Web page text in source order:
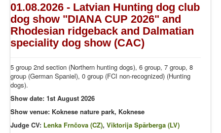
01.08.2026 - Latvian Hunting dog club
dog show "DIANA CUP 2026" and
Rhodesian ridgeback and Dalmatian
speciality dog show (CAC)
5 group 2nd section (Northern hunting dogs), 6 group, 7 group, 8
group (German Spaniel), 0 group (FCI non-recognized) (Hunting
dogs).
Show date: 1st August 2026
Show venue: Koknese nature park, Koknese
Judge CV: Lenka Frnčova (CZ), Viktorija Spārberga (LV)